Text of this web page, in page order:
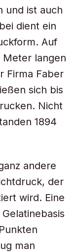
und ist auch
dient ein
Auf
langen
Firma Faber
sich bis
Nicht
1894
andere
der
wird. Eine
man